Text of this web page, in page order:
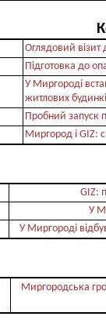
Оглядовий візит
Підготовка до
У Миргороді
житлових
Пробний запуск
Миргород і GIZ:
GIZ:
У
У Миргороді
Миргородська